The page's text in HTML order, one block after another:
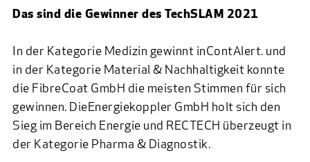
Das sind die Gewinner des TechSLAM 2021
In der Kategorie Medizin gewinnt inContAlert. und
in der Kategorie Material & Nachhaltigkeit konnte
die FibreCoat GmbH die meisten Stimmen für sich
gewinnen. DieEnergiekoppler GmbH holt sich den
Sieg im Bereich Energie und RECTECH überzeugt in
der Kategorie Pharma & Diagnostik.